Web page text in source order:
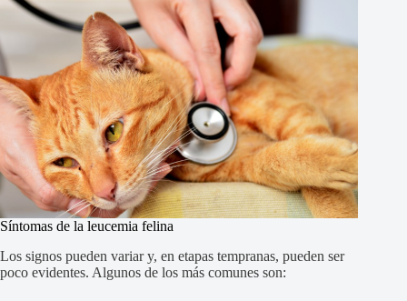
Síntomas de la leucemia felina
Los signos pueden variar y, en etapas tempranas, pueden ser
poco evidentes. Algunos de los más comunes son: